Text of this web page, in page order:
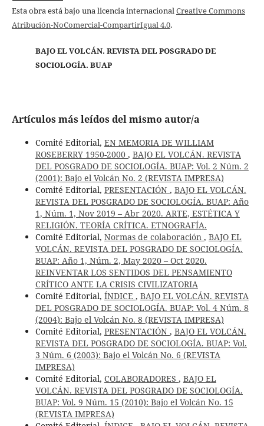
Esta obra está bajo una licencia internacionalCreative Commons
Atribución-NoComercial-CompartirIgual 4.0.
BAJO EL VOLCÁN. REVISTA DEL POSGRADO DE
SOCIOLOGÍA. BUAP
Artículos más leídos del mismo autor/a
Comité Editorial, EN MEMORIA DE WILLIAM
ROSEBERRY 1950-2000 , BAJO EL VOLCÁN. REVISTA
DEL POSGRADO DE SOCIOLOGÍA. BUAP: Vol. 2 Núm. 2
(2001): Bajo el Volcán No. 2 (REVISTA IMPRESA)
Comité Editorial, PRESENTACIÓN , BAJO EL VOLCÁN.
REVISTA DEL POSGRADO DE SOCIOLOGÍA. BUAP: Año
1, Núm. 1, Nov 2019 – Abr 2020. ARTE, ESTÉTICA Y
RELIGIÓN. TEORÍA CRÍTICA. ETNOGRAFÍA.
Comité Editorial, Normas de colaboración , BAJO EL
VOLCÁN. REVISTA DEL POSGRADO DE SOCIOLOGÍA.
BUAP: Año 1, Núm. 2, May 2020 – Oct 2020.
REINVENTAR LOS SENTIDOS DEL PENSAMIENTO
CRÍTICO ANTE LA CRISIS CIVILIZATORIA
Comité Editorial, ÍNDICE , BAJO EL VOLCÁN. REVISTA
DEL POSGRADO DE SOCIOLOGÍA. BUAP: Vol. 4 Núm. 8
(2004): Bajo el Volcán No. 8 (REVISTA IMPRESA)
Comité Editorial, PRESENTACIÓN , BAJO EL VOLCÁN.
REVISTA DEL POSGRADO DE SOCIOLOGÍA. BUAP: Vol.
3 Núm. 6 (2003): Bajo el Volcán No. 6 (REVISTA
IMPRESA)
Comité Editorial, COLABORADORES , BAJO EL
VOLCÁN. REVISTA DEL POSGRADO DE SOCIOLOGÍA.
BUAP: Vol. 9 Núm. 15 (2010): Bajo el Volcán No. 15
(REVISTA IMPRESA)